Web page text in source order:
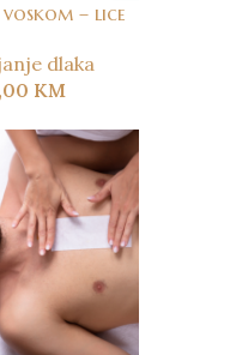
– lice
dlaka
KM